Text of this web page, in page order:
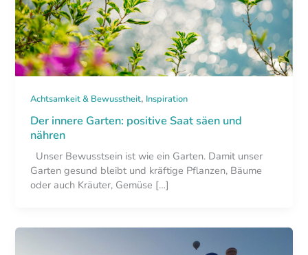
Achtsamkeit & Bewusstheit, Inspiration
Der innere Garten: positive Saat säen und
nähren
Unser Bewusstsein ist wie ein Garten. Damit unser
Garten gesund bleibt und kräftige Pflanzen, Bäume
oder auch Kräuter, Gemüse […]